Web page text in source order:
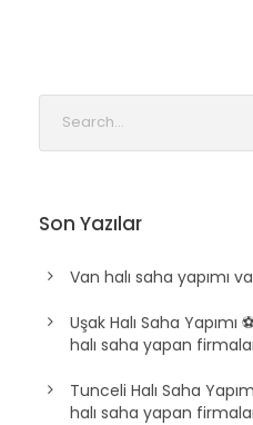
Son Yazılar
Van halı saha yapımı
Uşak Halı Saha Yapımı
halı saha yapan
Tunceli Halı Saha
halı saha yapan